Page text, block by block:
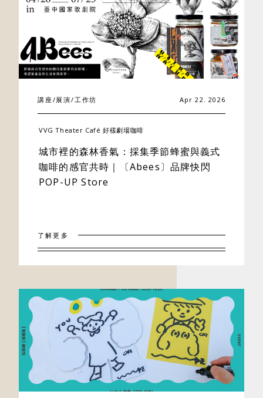
最新消息
講座/展演/工作坊 Apr 22. 2026
VVG Theater Café 好樣劇場咖啡
城市裡的森林香氣：採集季節蜂蜜與義式
咖啡的感官共時｜〔Abees〕品牌快閃
POP-UP Store
了解更多